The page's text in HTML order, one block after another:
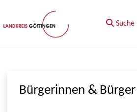
Zum Hauptinhalt springen
Suche
Bürgerinnen & Bürger